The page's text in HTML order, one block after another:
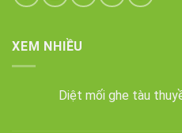
XEM NHIỀU
Diệt mối ghe tàu